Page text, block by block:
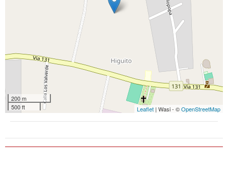
200 m
500 ft
Leaflet | Wasi - ©OpenStreetMap